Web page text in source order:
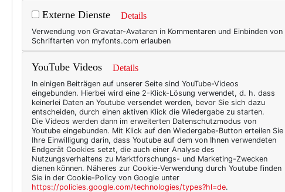
Externe Dienste Details
Verwendung von Gravatar-Avataren in Kommentaren und Einbinden von
Schriftarten von myfonts.com erlauben
YouTube Videos Details
In einigen Beiträgen auf unserer Seite sind YouTube-Videos
eingebunden. Hierbei wird eine 2-Klick-Lösung verwendet, d. h. dass
keinerlei Daten an Youtube versendet werden, bevor Sie sich dazu
entscheiden, durch einen aktiven Klick die Wiedergabe zu starten.
Die Videos werden dann im erweiterten Datenschutzmodus von
Youtube eingebunden. Mit Klick auf den Wiedergabe-Button erteilen Sie
Ihre Einwilligung darin, dass Youtube auf dem von Ihnen verwendeten
Endgerät Cookies setzt, die auch einer Analyse des
Nutzungsverhaltens zu Marktforschungs- und Marketing-Zwecken
dienen können. Näheres zur Cookie-Verwendung durch Youtube finden
Sie in der Cookie-Policy von Google unter
https://policies.google.com/technologies/types?hl=de.